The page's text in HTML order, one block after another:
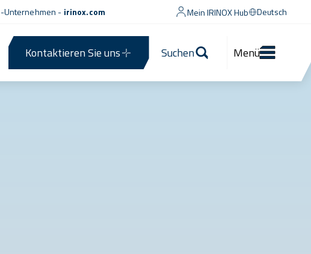
-Unternehmen - irinox.com Mein IRINOX Hub Deutsch
Kontaktieren Sie uns Suchen Menü